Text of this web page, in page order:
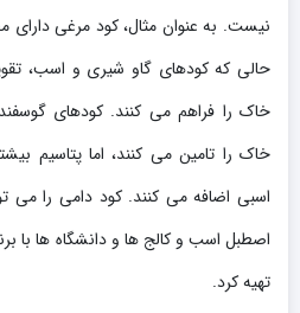
نیست. به عنوان مثال، کود مرغی دارای
حالی که کودهای گاو شیری و اسب،
خاک را فراهم می کنند. کودهای
خاک را تامین می کنند، اما پتاسیم
اسبی اضافه می کنند. کود دامی را می
اصطبل اسب و کالج ها و دانشگاه ها با
تهیه کرد.